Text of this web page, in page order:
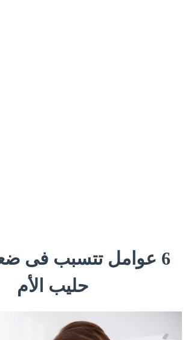
6 عوامل تتسبب فى
حليب الأم